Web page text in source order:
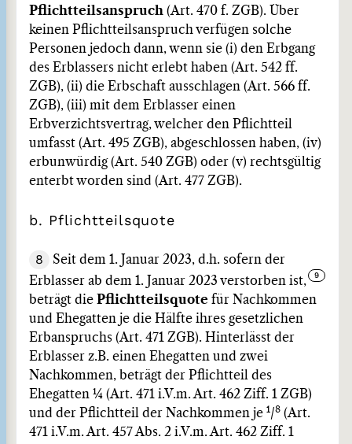
Pflichtteilsanspruch (Art. 470 f. ZGB). Über
keinen Pflichtteilsanspruch verfügen solche
Personen jedoch dann, wenn sie (i) den Erbgang
des Erblassers nicht erlebt haben (Art. 542 ff.
ZGB), (ii) die Erbschaft ausschlagen (Art. 566 ff.
ZGB), (iii) mit dem Erblasser einen
Erbverzichtsvertrag, welcher den Pflichtteil
umfasst (Art. 495 ZGB), abgeschlossen haben, (iv)
erbunwürdig (Art. 540 ZGB) oder (v) rechtsgültig
enterbt worden sind (Art. 477 ZGB).
b. Pflichtteilsquote
8
Seit dem 1. Januar 2023, d.h. sofern der
Erblasser ab dem 1. Januar 2023 verstorben ist,
beträgt die Pflichtteilsquote für Nachkommen
und Ehegatten je die Hälfte ihres gesetzlichen
Erbanspruchs (Art. 471 ZGB). Hinterlässt der
Erblasser z.B. einen Ehegatten und zwei
Nachkommen, beträgt der Pflichtteil des
Ehegatten ¼ (Art. 471 i.V.m. Art. 462 Ziff. 1 ZGB)
und der Pflichtteil der Nachkommen je 1/8 (Art.
471 i.V.m. Art. 457 Abs. 2 i.V.m. Art. 462 Ziff. 1